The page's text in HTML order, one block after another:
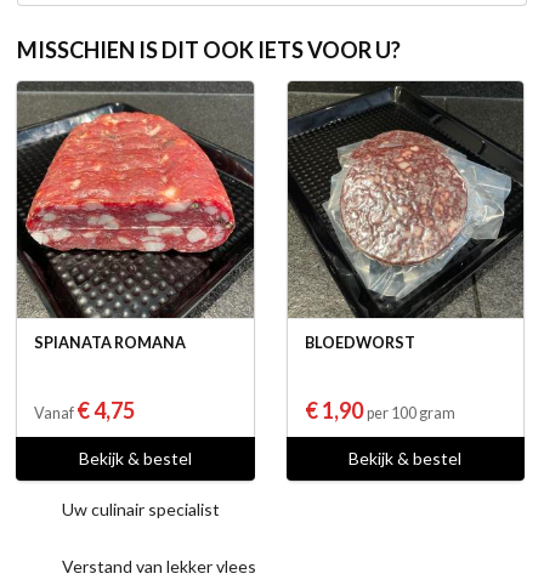
MISSCHIEN IS DIT OOK IETS VOOR U?
SPIANATA ROMANA
Vanaf € 4,75
Bekijk & bestel
BLOEDWORST
€ 1,90per 100 gram
Bekijk & bestel
Uw culinair specialist
Verstand van lekker vlees